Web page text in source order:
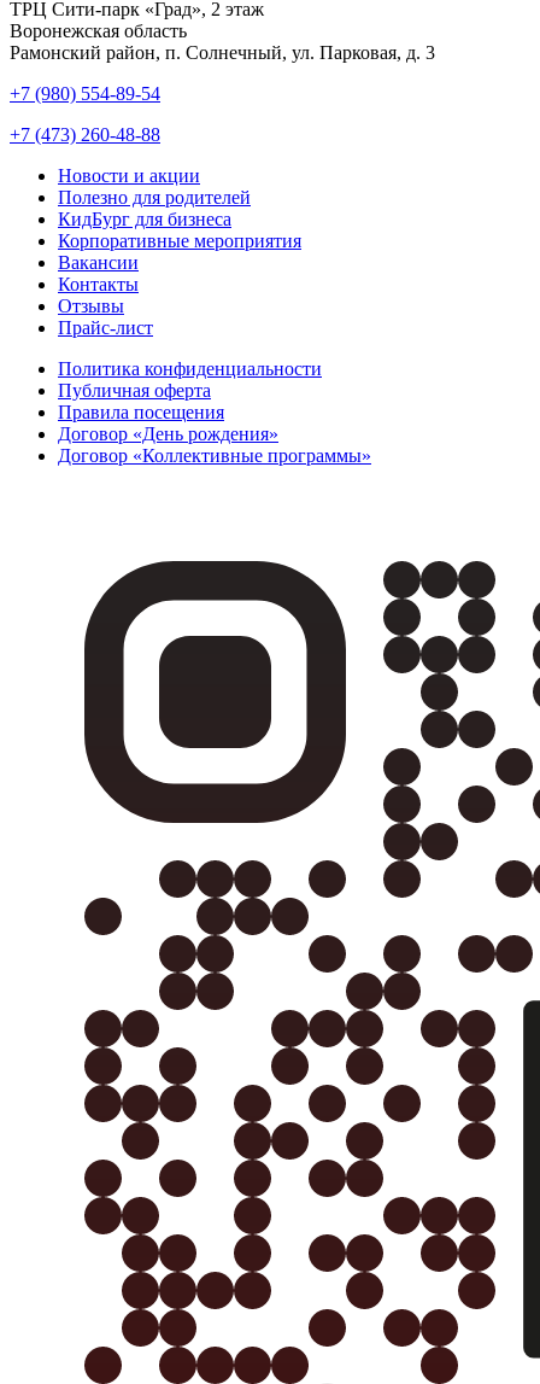
ТРЦ Сити-парк «Град», 2 этаж
Воронежская область
Рамонский район, п. Солнечный, ул. Парковая, д. 3
+7 (980) 554-89-54
+7 (473) 260-48-88
Новости и акции
Полезно для родителей
КидБург для бизнеса
Корпоративные мероприятия
Вакансии
Контакты
Отзывы
Прайс-лист
Политика конфиденциальности
Публичная оферта
Правила посещения
Договор «День рождения»
Договор «Коллективные программы»